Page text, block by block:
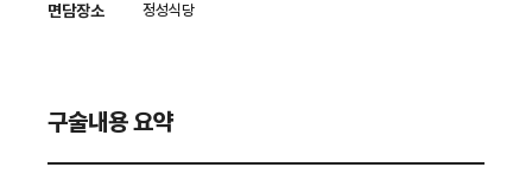
면담장소 정성식당
구술내용 요약